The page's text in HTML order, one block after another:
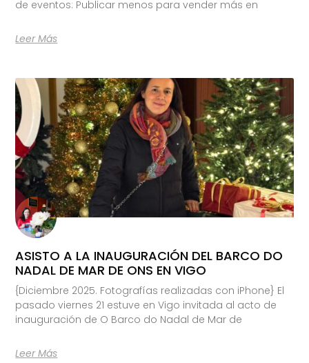
de eventos: Publicar menos para vender más en
Leer Más
ASISTO A LA INAUGURACIÓN DEL BARCO DO
NADAL DE MAR DE ONS EN VIGO
{Diciembre 2025. Fotografías realizadas con iPhone} El
pasado viernes 21 estuve en Vigo invitada al acto de
inauguración de O Barco do Nadal de Mar de
Leer Más